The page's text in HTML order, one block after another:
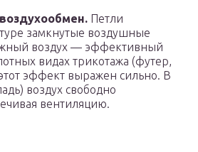
Петли
замкнутые воздушные
воздух — эффективный
видах трикотажа (футер,
эффект выражен сильно. В
воздух свободно
вентиляцию.